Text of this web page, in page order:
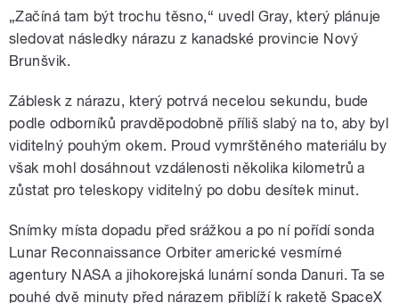
„Začíná tam být trochu těsno,“ uvedl Gray, který plánuje
sledovat následky nárazu z kanadské provincie Nový
Brunšvik.
Záblesk z nárazu, který potrvá necelou sekundu, bude
podle odborníků pravděpodobně příliš slabý na to, aby byl
viditelný pouhým okem. Proud vymrštěného materiálu by
však mohl dosáhnout vzdálenosti několika kilometrů a
zůstat pro teleskopy viditelný po dobu desítek minut.
Snímky místa dopadu před srážkou a po ní pořídí sonda
Lunar Reconnaissance Orbiter americké vesmírné
agentury NASA a jihokorejská lunární sonda Danuri. Ta se
pouhé dvě minuty před nárazem přiblíží k raketě SpaceX